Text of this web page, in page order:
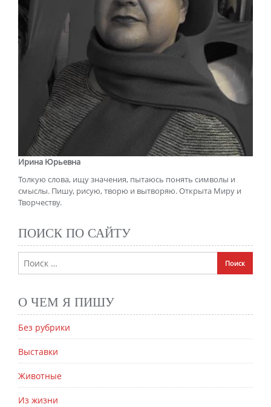
Ирина Юрьевна
Толкую слова, ищу значения, пытаюсь понять символы и
смыслы. Пишу, рисую, творю и вытворяю. Открыта Миру и
Творчеству.
ПОИСК ПО САЙТУ
О ЧЕМ Я ПИШУ
Без рубрики
Выставки
Животные
Из жизни